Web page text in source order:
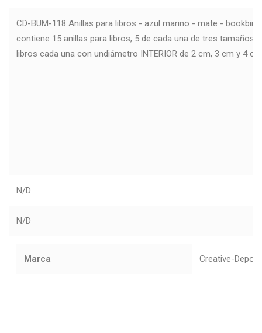
CD-BUM-118 Anillas para libros - azul marino - mate -
contiene 15 anillas para libros, 5 de cada una de tres tamaños
libros cada una con undiámetro INTERIOR de 2 cm, 3 cm y 4
N/D
N/D
Marca Creative-Depot